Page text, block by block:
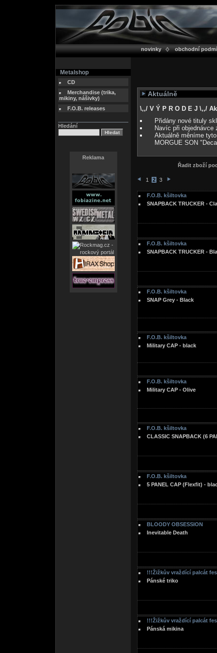
novinky obchodní
Metalshop
CD
Merchandise (trika,
mikiny, nášivky)
F.O.B. releases
Hledání
Reklama
Aktuálně
\,,/ V Ý P R O D E J \,,/
Přidány nové tituly
Navíc při
Aktuálně měníme
MORGUE SON
Řadit zboží
1 2 3
F.O.B. kšiltovka
SNAPBACK TRUCKER -
F.O.B. kšiltovka
SNAPBACK TRUCKER -
F.O.B. kšiltovka
SNAP Grey - Black
F.O.B. kšiltovka
Military CAP - black
F.O.B. kšiltovka
Military CAP - Olive
F.O.B. kšiltovka
CLASSIC SNAPBACK (6
F.O.B. kšiltovka
5 PANEL CAP (Flexfit) -
BLOODY OBSESSION
Inevitable Death
!!!Žižkův vraždící palcát
Pánské triko
!!!Žižkův vraždící palcát
Pánská mikina